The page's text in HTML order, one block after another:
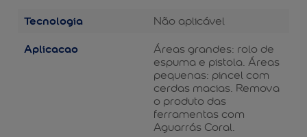
Tecnologia Não aplicável
Aplicacao
Áreas grandes: rolo de
espuma e pistola. Áreas
pequenas: pincel com
cerdas macias. Remova
o produto das
ferramentas com
Aguarrás Coral.